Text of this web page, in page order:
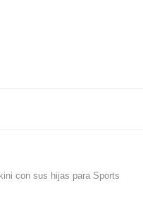
con sus hijas para Sports